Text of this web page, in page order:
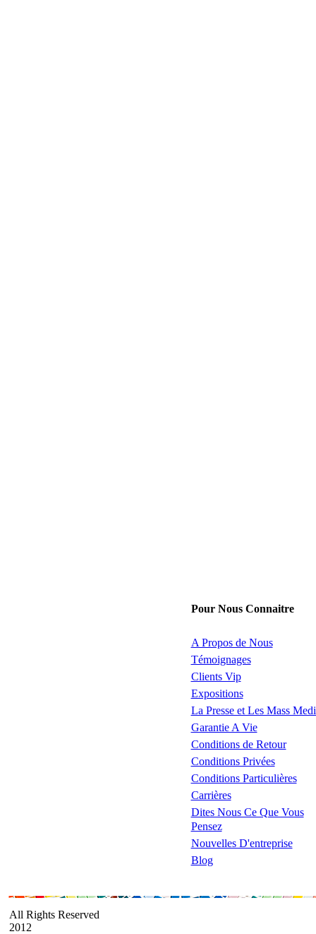
Pour Nous Connaitre
A Propos de Nous
Témoignages
Clients Vip
Expositions
La Presse et Les Mass
Garantie A Vie
Conditions de Retour
Conditions Privées
Conditions Particulières
Carrières
Dites Nous Ce Que Vous
Pensez
Nouvelles D'entreprise
Blog
All Rights Reserved
2012